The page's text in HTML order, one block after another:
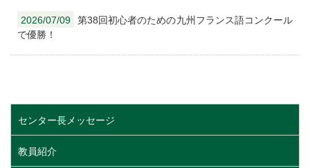
2026/07/09
第38回初心者のための九州フランス語コンクール
で優勝！
センター長メッセージ
教員紹介